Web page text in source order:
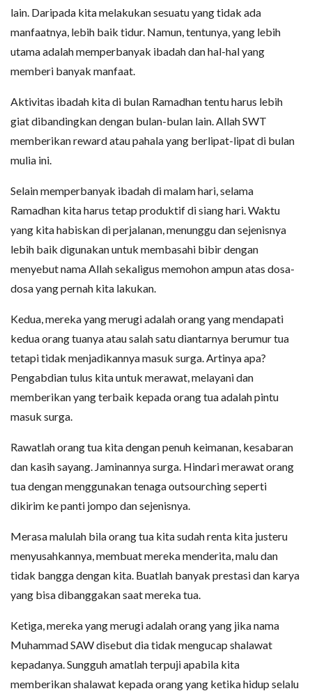
lain. Daripada kita melakukan sesuatu yang tidak ada
manfaatnya, lebih baik tidur. Namun, tentunya, yang lebih
utama adalah memperbanyak ibadah dan hal-hal yang
memberi banyak manfaat.
Aktivitas ibadah kita di bulan Ramadhan tentu harus lebih
giat dibandingkan dengan bulan-bulan lain. Allah SWT
memberikan reward atau pahala yang berlipat-lipat di bulan
mulia ini.
Selain memperbanyak ibadah di malam hari, selama
Ramadhan kita harus tetap produktif di siang hari. Waktu
yang kita habiskan di perjalanan, menunggu dan sejenisnya
lebih baik digunakan untuk membasahi bibir dengan
menyebut nama Allah sekaligus memohon ampun atas dosa-
dosa yang pernah kita lakukan.
Kedua, mereka yang merugi adalah orang yang mendapati
kedua orang tuanya atau salah satu diantarnya berumur tua
tetapi tidak menjadikannya masuk surga. Artinya apa?
Pengabdian tulus kita untuk merawat, melayani dan
memberikan yang terbaik kepada orang tua adalah pintu
masuk surga.
Rawatlah orang tua kita dengan penuh keimanan, kesabaran
dan kasih sayang. Jaminannya surga. Hindari merawat orang
tua dengan menggunakan tenaga outsourching seperti
dikirim ke panti jompo dan sejenisnya.
Merasa malulah bila orang tua kita sudah renta kita justeru
menyusahkannya, membuat mereka menderita, malu dan
tidak bangga dengan kita. Buatlah banyak prestasi dan karya
yang bisa dibanggakan saat mereka tua.
Ketiga, mereka yang merugi adalah orang yang jika nama
Muhammad SAW disebut dia tidak mengucap shalawat
kepadanya. Sungguh amatlah terpuji apabila kita
memberikan shalawat kepada orang yang ketika hidup selalu